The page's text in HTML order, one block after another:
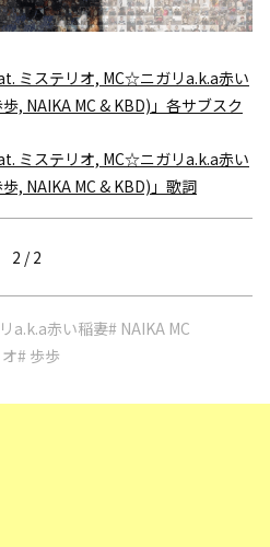
ミステリオ, MC☆ニガリa.k.a赤い
, NAIKA MC & KBD)」各サブスク
ミステリオ, MC☆ニガリa.k.a赤い
, NAIKA MC & KBD)」歌詞
2 / 2
a.k.a赤い稲妻# NAIKA MC
# 歩歩